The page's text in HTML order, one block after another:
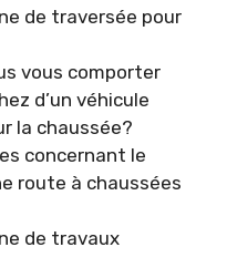
de traversée pour
vous comporter
d’un véhicule
la chaussée?
concernant le
route à chaussées
de travaux